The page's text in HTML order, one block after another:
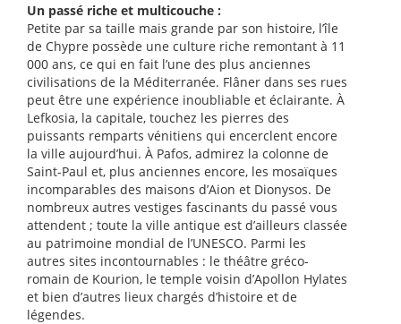
Un passé riche et multicouche :
Petite par sa taille mais grande par son histoire, l’île
de Chypre possède une culture riche remontant à 11
000 ans, ce qui en fait l’une des plus anciennes
civilisations de la Méditerranée. Flâner dans ses rues
peut être une expérience inoubliable et éclairante. À
Lefkosia, la capitale, touchez les pierres des
puissants remparts vénitiens qui encerclent encore
la ville aujourd’hui. À Pafos, admirez la colonne de
Saint-Paul et, plus anciennes encore, les mosaïques
incomparables des maisons d’Aion et Dionysos. De
nombreux autres vestiges fascinants du passé vous
attendent ; toute la ville antique est d’ailleurs classée
au patrimoine mondial de l’UNESCO. Parmi les
autres sites incontournables : le théâtre gréco-
romain de Kourion, le temple voisin d’Apollon Hylates
et bien d’autres lieux chargés d’histoire et de
légendes.